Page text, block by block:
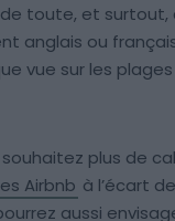
toute, et surtout,
anglais ou
vue sur les
plus de
Airbnb à l’écart
aussi